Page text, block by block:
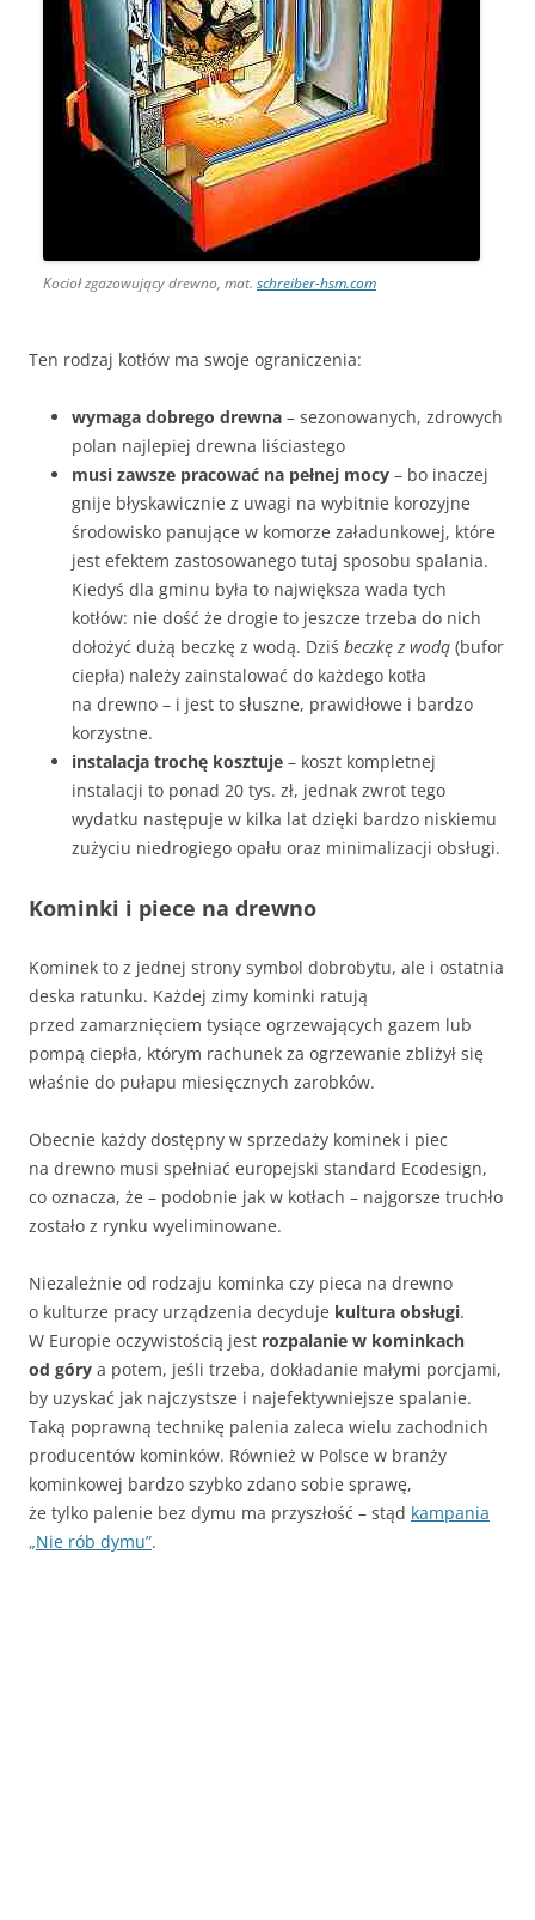
Kocioł zgazowujący drewno, mat. schreiber-hsm.com
Ten rodzaj kotłów ma swoje ograniczenia:
wymaga dobrego drewna – sezonowanych, zdrowych
polan najlepiej drewna liściastego
musi zawsze pracować na pełnej mocy – bo inaczej
gnije błyskawicznie z uwagi na wybitnie korozyjne
środowisko panujące w komorze załadunkowej, które
jest efektem zastosowanego tutaj sposobu spalania.
Kiedyś dla gminu była to największa wada tych
kotłów: nie dość że drogie to jeszcze trzeba do nich
dołożyć dużą beczkę z wodą. Dziś beczkę z wodą (bufor
ciepła) należy zainstalować do każdego kotła
na drewno – i jest to słuszne, prawidłowe i bardzo
korzystne.
instalacja trochę kosztuje – koszt kompletnej
instalacji to ponad 20 tys. zł, jednak zwrot tego
wydatku następuje w kilka lat dzięki bardzo niskiemu
zużyciu niedrogiego opału oraz minimalizacji obsługi.
Kominki i piece na drewno
Kominek to z jednej strony symbol dobrobytu, ale i ostatnia
deska ratunku. Każdej zimy kominki ratują
przed zamarznięciem tysiące ogrzewających gazem lub
pompą ciepła, którym rachunek za ogrzewanie zbliżył się
właśnie do pułapu miesięcznych zarobków.
Obecnie każdy dostępny w sprzedaży kominek i piec
na drewno musi spełniać europejski standard Ecodesign,
co oznacza, że – podobnie jak w kotłach – najgorsze truchło
zostało z rynku wyeliminowane.
Niezależnie od rodzaju kominka czy pieca na drewno
o kulturze pracy urządzenia decyduje kultura obsługi.
W Europie oczywistością jest rozpalanie w kominkach
od góry a potem, jeśli trzeba, dokładanie małymi porcjami,
by uzyskać jak najczystsze i najefektywniejsze spalanie.
Taką poprawną technikę palenia zaleca wielu zachodnich
producentów kominków. Również w Polsce w branży
kominkowej bardzo szybko zdano sobie sprawę,
że tylko palenie bez dymu ma przyszłość – stąd kampania
„Nie rób dymu”.